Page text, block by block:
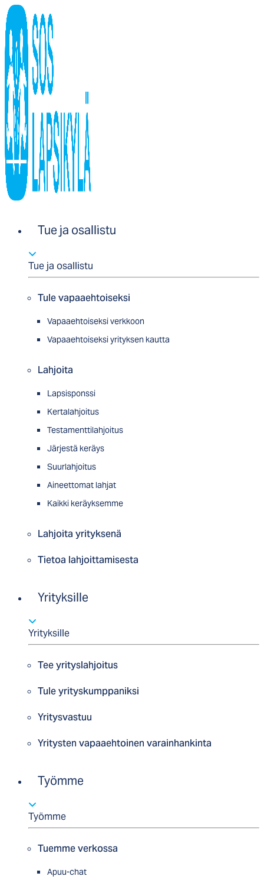
Tue ja osallistu
Tue ja osallistu
Tule vapaaehtoiseksi
Vapaaehtoiseksi verkkoon
Vapaaehtoiseksi yrityksen kautta
Lahjoita
Lapsisponssi
Kertalahjoitus
Testamenttilahjoitus
Järjestä keräys
Suurlahjoitus
Aineettomat lahjat
Kaikki keräyksemme
Lahjoita yrityksenä
Tietoa lahjoittamisesta
Yrityksille
Yrityksille
Tee yrityslahjoitus
Tule yrityskumppaniksi
Yritysvastuu
Yritysten vapaaehtoinen varainhankinta
Työmme
Työmme
Tuemme verkossa
Apuu-chat